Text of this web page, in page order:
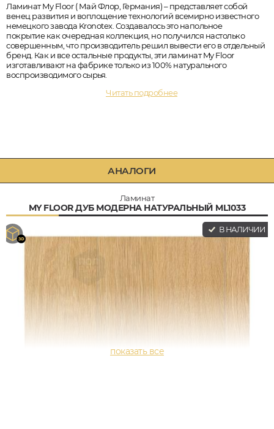
Ламинат My Floor ( Май Флор, Германия) – представляет собой
венец развития и воплощение технологий всемирно известного
немецкого завода Kronotex. Создавалось это напольное
покрытие как очередная коллекция, но получился настолько
совершенным, что производитель решил вывести его в отдельный
бренд. Как и все остальные продукты, эти ламинат My Floor
изготавливают на фабрике только из 100% натурального
воспроизводимого сырья.
Читать подробнее
АНАЛОГИ
Ламинат
MY FLOOR ДУБ МОДЕРНА НАТУРАЛЬНЫЙ ML1033
В НАЛИЧИИ